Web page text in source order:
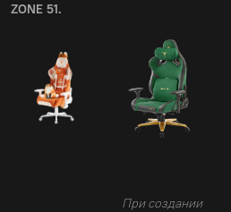
ZONE 51.
При создании